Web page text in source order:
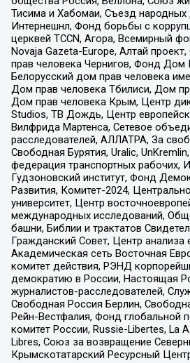
Тисима и Хабомаи, Съезд народных
Интернешнл, Фонд борьбы с
церквей TCCN, Агора, Всемирный
Novaja Gazeta-Europe, Алтай
прав человека Чернигов, Фонд Дом
Белорусский дом прав человека
Дом прав человека Тбилиси, Дом
Дом прав человека Крым, Центр
Studios, ТВ Дождь, Центр
Вилфрида Мартенса, Сетевое
расследователей, АЛЛАТРА, За
Свободная Бурятия, Uralic,
федерация транспортных рабочих,
Гудзоновский институт, Фонд
Развития, Комитет-2024,
университет, Центр
международных исследований,
башни, Библии и трактатов
Гражданский Совет, Центр анализа
Академическая сеть Восточная
комитет действия, РЭНД
демократию в России, Настоящая
журналистов-расследователей,
Свободная Россия Берлин,
Рейн-Вестфалия, Фонд глобальной
комитет России, Russie-Libertes, La
Libres, Союз за возвращение
Крымскотатарский Ресурсный